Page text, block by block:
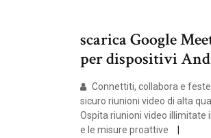
scarica Google
per dispositivi
Connettiti, collabora e
sicuro riunioni video di alta
Ospita riunioni video illimitate
e le misure proattive